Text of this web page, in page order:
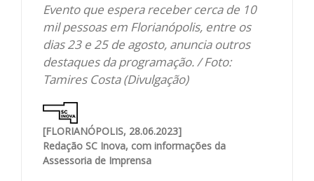
Evento que espera receber cerca de 10
mil pessoas em Florianópolis, entre os
dias 23 e 25 de agosto, anuncia outros
destaques da programação. / Foto:
Tamires Costa (Divulgação)
[FLORIANÓPOLIS, 28.06.2023]
Redação SC Inova, com informações da
Assessoria de Imprensa